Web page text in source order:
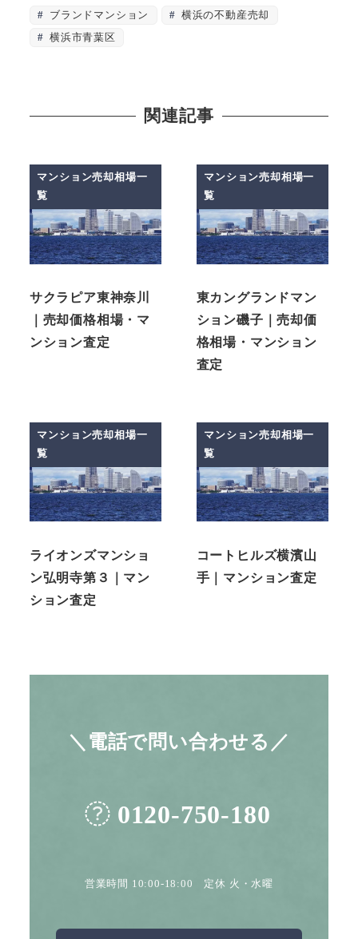
ブランドマンション
横浜の不動産売却
横浜市青葉区
関連記事
マンション売却相場一
覧
サクラピア東神奈川
｜売却価格相場・マ
ンション査定
マンション売却相場一
覧
東カングランドマン
ション磯子｜売却価
格相場・マンション
査定
マンション売却相場一
覧
ライオンズマンショ
ン弘明寺第３｜マン
ション査定
マンション売却相場一
覧
コートヒルズ横濱山
手｜マンション査定
＼電話で問い合わせる／
0120-750-180
営業時間 10:00-18:00 定休 火・水曜